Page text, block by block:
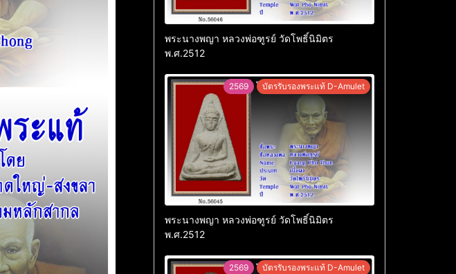
พระนางพญา หลวงพ่อฑูรย์ วัดโพธิ์นิมิตร
พ.ศ.2512
2569 บัตรรับรองพระแท้ D-Amulet
พระนางพญา หลวงพ่อฑูรย์ วัดโพธิ์นิมิตร
พ.ศ.2512
2569 บัตรรับรองพระแท้ D-Amulet